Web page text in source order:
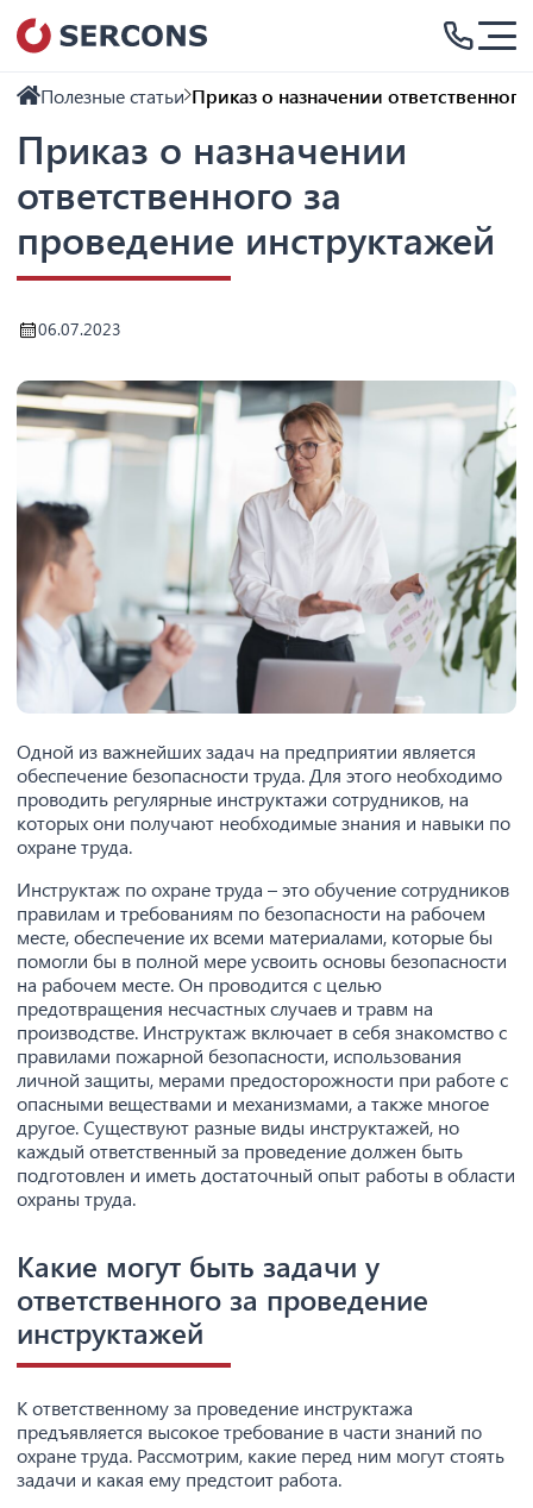
Полезные статьи Приказ о назначении
Приказ о назначении
ответственного за
проведение инструктажей
06.07.2023
Одной из важнейших задач на предприятии является
обеспечение безопасности труда. Для этого необходимо
проводить регулярные инструктажи сотрудников, на
которых они получают необходимые знания и навыки по
охране труда.
Инструктаж по охране труда – это обучение сотрудников
правилам и требованиям по безопасности на рабочем
месте, обеспечение их всеми материалами, которые бы
помогли бы в полной мере усвоить основы безопасности
на рабочем месте. Он проводится с целью
предотвращения несчастных случаев и травм на
производстве. Инструктаж включает в себя знакомство с
правилами пожарной безопасности, использования
личной защиты, мерами предосторожности при работе с
опасными веществами и механизмами, а также многое
другое. Существуют разные виды инструктажей, но
каждый ответственный за проведение должен быть
подготовлен и иметь достаточный опыт работы в области
охраны труда.
Какие могут быть задачи у
ответственного за проведение
инструктажей
К ответственному за проведение инструктажа
предъявляется высокое требование в части знаний по
охране труда. Рассмотрим, какие перед ним могут стоять
задачи и какая ему предстоит работа.